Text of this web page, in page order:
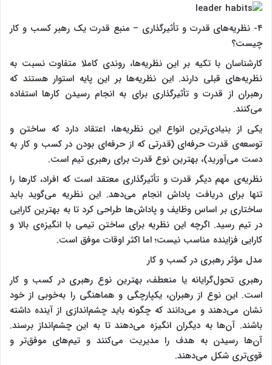
۴- نظریه‌های قدرت و تأثیرگذاری – منبع قدرت یک رهبر کسب و کار
چیست؟
کارشناسان با تکیه بر این نظریه‌ها، روندی کاملا متفاوت نسبت به
نظریه‌های قبلی دارند. این نظریه‌ها بر این پایه استوار هستند که
رهبران از قدرت و تأثیرگذاری برای به انجام رسیدن کارها استفاده
می‌کنند.
یکی از بنیادی‌ترین انواع این نظریه‌ها، اعتقاد دارد که ساختن و
توسعه‌ی قدرت حرفه‌ای (قدرتی که از حرفه‌ای بودن در کسب و کار به
دست می‌آورید)، بهترین نوع قدرت برای رهبری تیم است.
نظریه‌ی مهم دیگر قدرت و تأثیرگذاری معتقد است که افراد، کارها را
تنها برای دریافت پاداش انجام می‌دهد. این نظریه می‌گوید باید
ساختاری بر اساس وظایف و پاداش‌ها طراحی کرد تا به بهترین کارایی
در تیم رسید. اگرچه این نظریه برای ساختن تیمی با انگیزه‌ی بالا و
کارایی فزاینده مناسب نیست؛ اما اکثر اوقات موفق است.
مدل مؤثر رهبری در کسب و کار
رهبری تحول‌گرایانه یا منعطف، بهترین نوع رهبری در کسب و کار
است. این نوع از رهبران، یکپارچگی و هماهنگی را به‌خوبی از خود
نشان می‌دهند و می‌دانند که چگونه باید چشم‌اندازی از آینده داشته
باشند. آن‌ها به دیگران انگیزه می‌دهند تا به این چشم‌انداز برسند.
آن‌ها رسیدن به هدف را مدیریت می‌کنند و تیم‌های موفق‌تر و
قوی‌تری شکل می‌دهند.